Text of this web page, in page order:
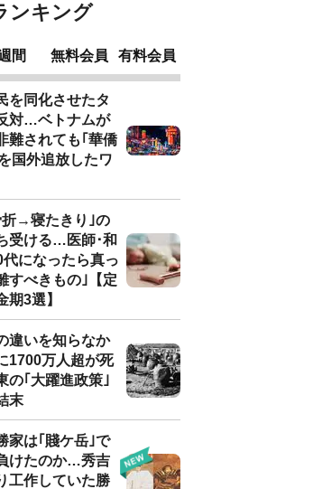
ンキング
間 無料会員 有料会員
を同化させたタ
対…ベトナムが
難されても｢華僑
国外追放したワ
→寝たきり｣の
受ける…医師･和
代になったら真っ
すべきもの｣【定
期3選】
違いを知らなか
1700万人超が死
の｢大躍進政策｣
末
家は｢賤ケ岳｣で
けたのか…秀吉
工作していた勝